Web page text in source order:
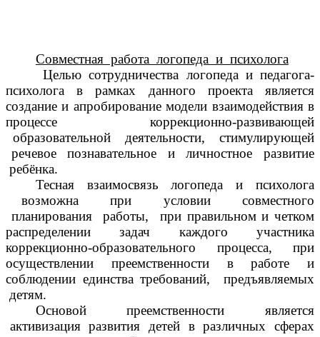
Совместная работа логопеда и психолога
Целью сотрудничества логопеда и педагога-
психолога в рамках данного проекта является
создание и апробирование модели взаимодействия в
процессе коррекционно-развивающей
образовательной деятельности, стимулирующей
речевое познавательное и личностное развитие
ребёнка.
Тесная взаимосвязь логопеда и психолога
возможна при условии совместного
планирования работы, при правильном и четком
распределении задач каждого участника
коррекционно-образовательного процесса, при
осуществлении преемственности в работе и
соблюдении единства требований, предъявляемых
детям.
Основой преемственности является
активизация развития детей в различных сферах